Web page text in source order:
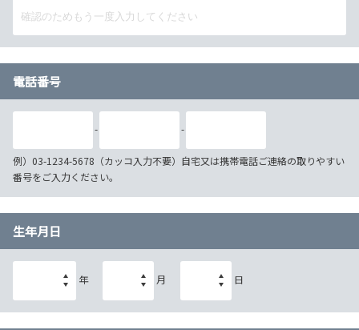
電話番号
- -
例）03-1234-5678（カッコ入力不要）自宅又は携帯電話ご連絡の取りやすい
番号をご入力ください。
生年月日
年 月 日